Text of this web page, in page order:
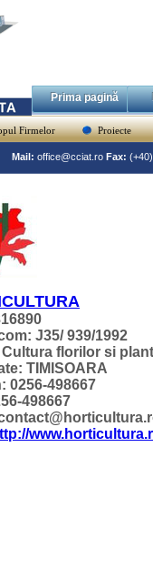
Prima pagină
Firmelor Proiecte
Mail: office@cciat.ro Fax:
J35/ 939/1992
florilor si
TIMISOARA
0256-498667
498667